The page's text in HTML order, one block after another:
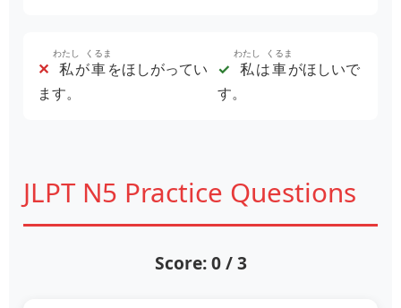
✕ 私
わたし
が車
くるま
をほしがってい
ます。
✓ 私
わたし
は車
くるま
がほしいで
す。
JLPT N5 Practice Questions
Score: 0 / 3